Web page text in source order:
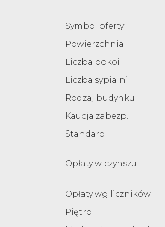
Symbol oferty
Powierzchnia
Liczba pokoi
Liczba sypialni
Rodzaj budynku
Kaucja zabezp.
Standard
Opłaty w czynszu
Opłaty wg liczników
Piętro